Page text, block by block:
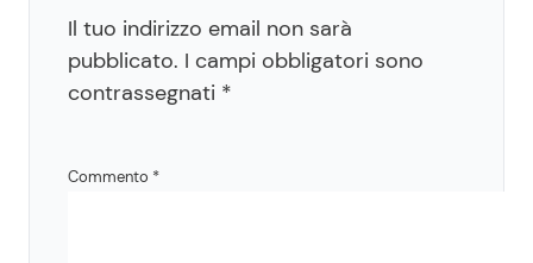
Il tuo indirizzo email non sarà
pubblicato. I campi obbligatori sono
contrassegnati *
Commento *